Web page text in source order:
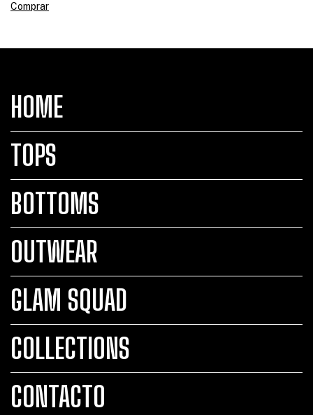
Comprar
HOME
TOPS
BOTTOMS
OUTWEAR
GLAM SQUAD
COLLECTIONS
CONTACTO